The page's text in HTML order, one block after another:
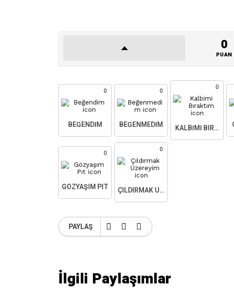
0
PUAN
0
BEĞENDIM
0
BEĞENMEDIM
0
KALBIMI
0
GÖZYAŞIM PIT
0
ÇILDIRMAK ÜZEREYIM
PAYLAŞ
İlgili Paylaşımlar